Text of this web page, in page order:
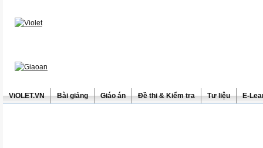
ViOLET.VN Bài giảng Giáo án Đề thi & Kiểm tra Tư liệu E-